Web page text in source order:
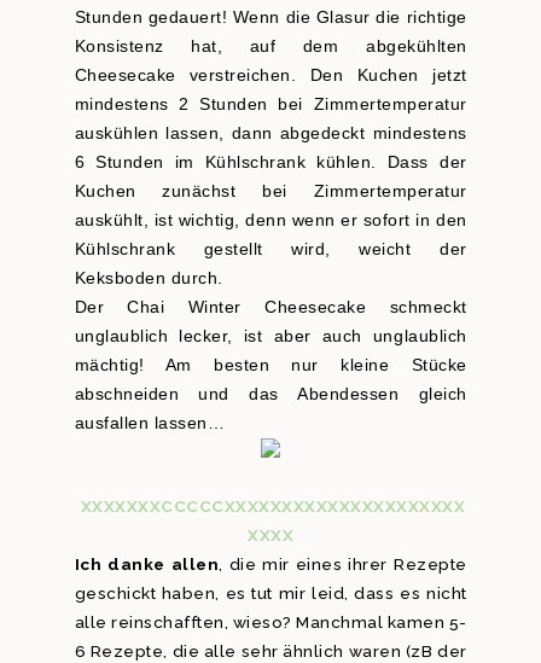
Stunden gedauert! Wenn die Glasur die richtige
Konsistenz hat, auf dem abgekühlten
Cheesecake verstreichen. Den Kuchen jetzt
mindestens 2 Stunden bei Zimmertemperatur
auskühlen lassen, dann abgedeckt mindestens
6 Stunden im Kühlschrank kühlen. Dass der
Kuchen zunächst bei Zimmertemperatur
auskühlt, ist wichtig, denn wenn er sofort in den
Kühlschrank gestellt wird, weicht der
Keksboden durch.
Der Chai Winter Cheesecake schmeckt
unglaublich lecker, ist aber auch unglaublich
mächtig! Am besten nur kleine Stücke
abschneiden und das Abendessen gleich
ausfallen lassen…
XXXXXXXCCCCCXXXXXXXXXXXXXXXXXXXXX
XXXX
Ich danke allen, die mir eines ihrer Rezepte
geschickt haben, es tut mir leid, dass es nicht
alle reinschafften, wieso? Manchmal kamen 5-
6 Rezepte, die alle sehr ähnlich waren (zB der